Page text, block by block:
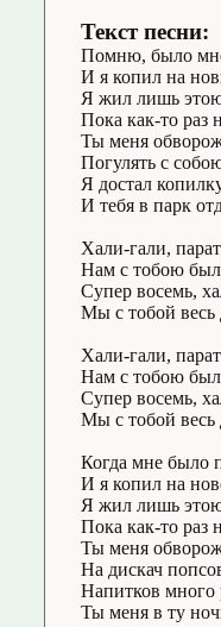
Текст песни:
Помню, было мне
И я копил на
Я жил лишь
Пока как-то раз
Ты меня
Погулять с
Я достал
И тебя в парк
Хали-гали,
Нам с тобою
Супер восемь,
Мы с тобой весь
Хали-гали,
Нам с тобою
Супер восемь,
Мы с тобой весь
Когда мне было
И я копил на
Я жил лишь
Пока как-то раз
Ты меня
На дискач
Напитков много
Ты меня в ту